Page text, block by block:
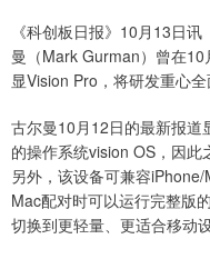
《科创板日报》10月13日
曼（Mark Gurman）曾在
显Vision Pro，将研发重心全
古尔曼10月12日的最新报道
的操作系统vision OS，因此
另外，该设备可兼容
Mac配对时可以运行完整版
切换到更轻量、更适合移动